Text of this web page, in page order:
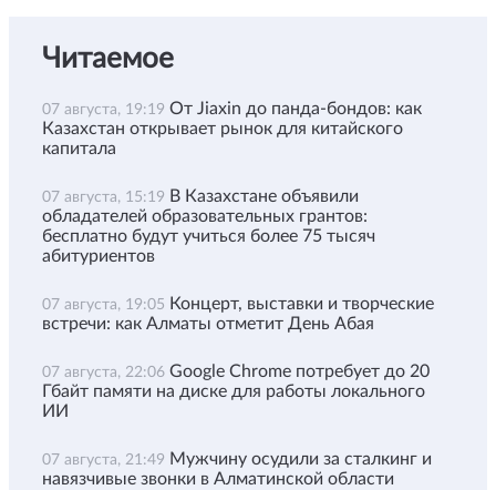
Читаемое
07 августа, 19:19 От Jiaxin до панда-бондов: как
Казахстан открывает рынок для китайского
капитала
07 августа, 15:19 В Казахстане объявили
обладателей образовательных грантов:
бесплатно будут учиться более 75 тысяч
абитуриентов
07 августа, 19:05 Концерт, выставки и творческие
встречи: как Алматы отметит День Абая
07 августа, 22:06 Google Chrome потребует до 20
Гбайт памяти на диске для работы локального
ИИ
07 августа, 21:49 Мужчину осудили за сталкинг и
навязчивые звонки в Алматинской области